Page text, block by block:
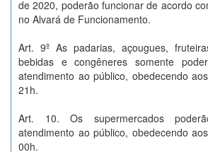
de 2020, poderão funcionar de acordo
no Alvará de Funcionamento.
Art. 9º As padarias, açougues,
bebidas e congêneres somente
atendimento ao público, obedecendo
21h.
Art. 10. Os supermercados
atendimento ao público, obedecendo
00h.